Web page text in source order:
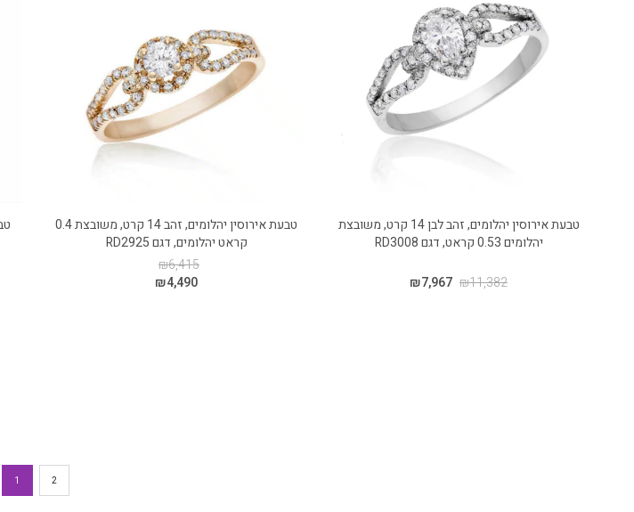
טבעת אירוסין יהלומים, זהב לבן 14 קרט, משובצת
יהלומים 0.53 קראט, דגם RD3008
₪11,382
₪7,967
טבעת אירוסין יהלומים, זהב 14 קרט, משובצת 0.4
קראט יהלומים, דגם RD2925
₪6,415
₪4,490
1 2